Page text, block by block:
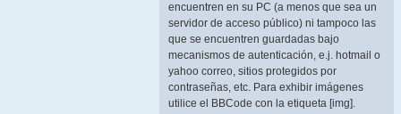
encuentren en su PC (a menos que sea un
servidor de acceso público) ni tampoco las
que se encuentren guardadas bajo
mecanismos de autenticación, e.j. hotmail o
yahoo correo, sitios protegidos por
contraseñas, etc. Para exhibir imágenes
utilice el BBCode con la etiqueta [img].